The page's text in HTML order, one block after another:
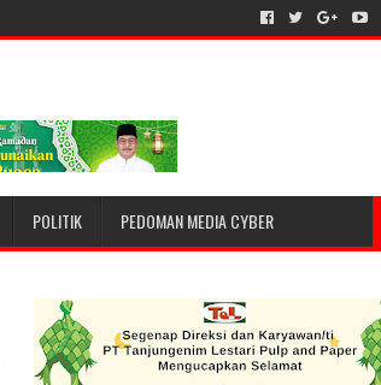
POLITIK PEDOMAN MEDIA CYBER